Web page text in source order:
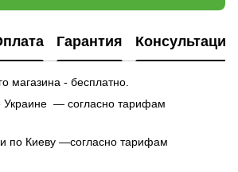
Гарантия Консультация
магазина - бесплатно.
Украине — согласно тарифам
по Киеву —согласно тарифам